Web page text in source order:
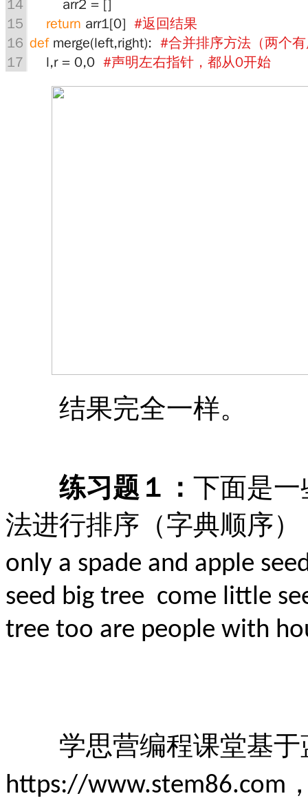
结果完全一样。
练习题１： 下面是
法进行排序（字典顺序
only a spade and apple
seed big tree come little
tree too are people with
学思营编程课堂基于
https://www.stem86.com